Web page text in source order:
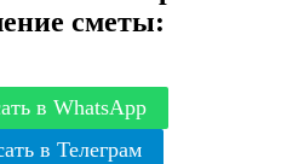
сметы:
в WhatsApp
в Телеграм